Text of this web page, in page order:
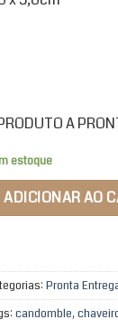
A
estoque
ADICIONAR AO
Pronta
candomble,